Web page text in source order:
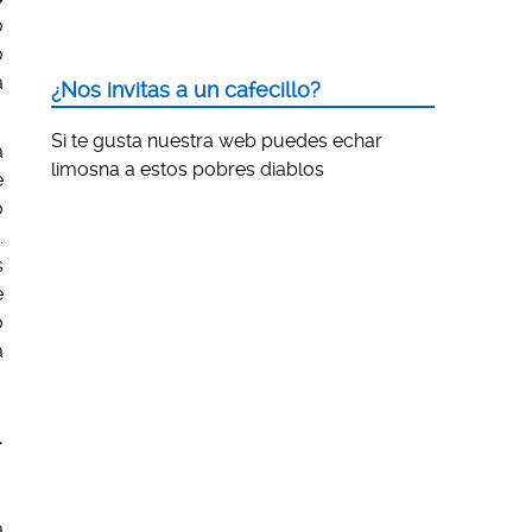
¿Nos invitas a un cafecillo?
Si te gusta nuestra web puedes echar
limosna a estos pobres diablos